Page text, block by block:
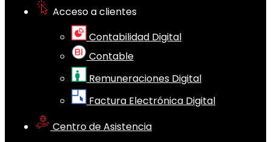
Acceso a clientes
Contabilidad Digital
Contable
Remuneraciones Digital
Factura Electrónica Digital
Centro de Asistencia